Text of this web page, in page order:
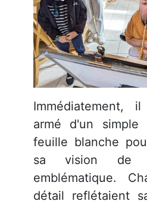
Immédiatement,
armé d'un
feuille blanche
sa vision de
emblématique.
détail reflétaient